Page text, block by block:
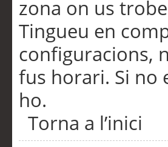
zona on us
Tingueu en
configuracions,
fus horari. Si no
ho.
Torna a l’inici